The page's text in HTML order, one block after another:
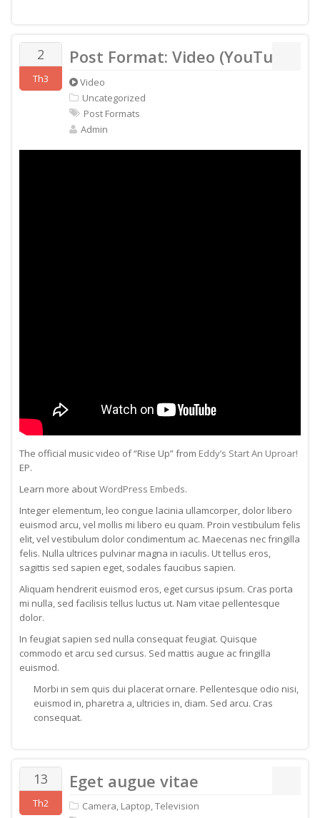
2
Th3
Post Format: Video (YouTube)
Video
Uncategorized
Post Formats
Admin
The official music video of “Rise Up” from Eddy’s Start An Uproar!
EP.
Learn more aboutWordPress Embeds.
Integer elementum, leo congue lacinia ullamcorper, dolor libero
euismod arcu, vel mollis mi libero eu quam. Proin vestibulum felis
elit, vel vestibulum dolor condimentum ac. Maecenas nec fringilla
felis. Nulla ultrices pulvinar magna in iaculis. Ut tellus eros,
sagittis sed sapien eget, sodales faucibus sapien.
Aliquam hendrerit euismod eros, eget cursus ipsum. Cras porta
mi nulla, sed facilisis tellus luctus ut. Nam vitae pellentesque
dolor.
In feugiat sapien sed nulla consequat feugiat. Quisque
commodo et arcu sed cursus. Sed mattis augue ac fringilla
euismod.
Morbi in sem quis dui placerat ornare. Pellentesque odio nisi,
euismod in, pharetra a, ultricies in, diam. Sed arcu. Cras
consequat.
13
Th2
Eget augue vitae
Camera, Laptop,Television